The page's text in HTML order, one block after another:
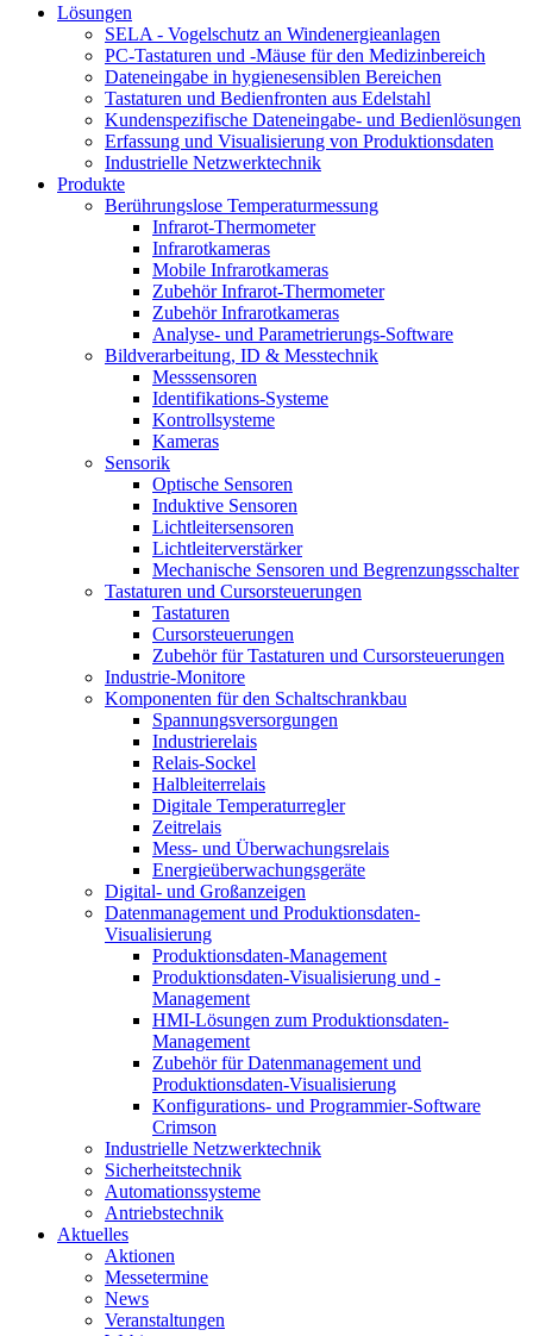
Lösungen
SELA - Vogelschutz an Windenergieanlagen
PC-Tastaturen und -Mäuse für den Medizinbereich
Dateneingabe in hygienesensiblen Bereichen
Tastaturen und Bedienfronten aus Edelstahl
Kundenspezifische Dateneingabe- und Bedienlösungen
Erfassung und Visualisierung von Produktionsdaten
Industrielle Netzwerktechnik
Produkte
Berührungslose Temperaturmessung
Infrarot-Thermometer
Infrarotkameras
Mobile Infrarotkameras
Zubehör Infrarot-Thermometer
Zubehör Infrarotkameras
Analyse- und Parametrierungs-Software
Bildverarbeitung, ID & Messtechnik
Messsensoren
Identifikations-Systeme
Kontrollsysteme
Kameras
Sensorik
Optische Sensoren
Induktive Sensoren
Lichtleitersensoren
Lichtleiterverstärker
Mechanische Sensoren und Begrenzungsschalter
Tastaturen und Cursorsteuerungen
Tastaturen
Cursorsteuerungen
Zubehör für Tastaturen und Cursorsteuerungen
Industrie-Monitore
Komponenten für den Schaltschrankbau
Spannungsversorgungen
Industrierelais
Relais-Sockel
Halbleiterrelais
Digitale Temperaturregler
Zeitrelais
Mess- und Überwachungsrelais
Energieüberwachungsgeräte
Digital- und Großanzeigen
Datenmanagement und Produktionsdaten-
Visualisierung
Produktionsdaten-Management
Produktionsdaten-Visualisierung und -
Management
HMI-Lösungen zum Produktionsdaten-
Management
Zubehör für Datenmanagement und
Produktionsdaten-Visualisierung
Konfigurations- und Programmier-Software
Crimson
Industrielle Netzwerktechnik
Sicherheitstechnik
Automationssysteme
Antriebstechnik
Aktuelles
Aktionen
Messetermine
News
Veranstaltungen